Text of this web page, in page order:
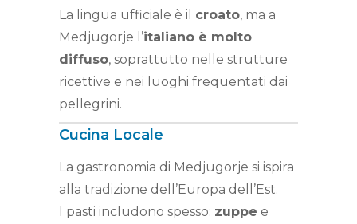
La lingua ufficiale è il croato, ma a
Medjugorje l’italiano è molto
diffuso, soprattutto nelle strutture
ricettive e nei luoghi frequentati dai
pellegrini.
Cucina Locale
La gastronomia di Medjugorje si ispira
alla tradizione dell’Europa dell’Est.
I pasti includono spesso: zuppe e